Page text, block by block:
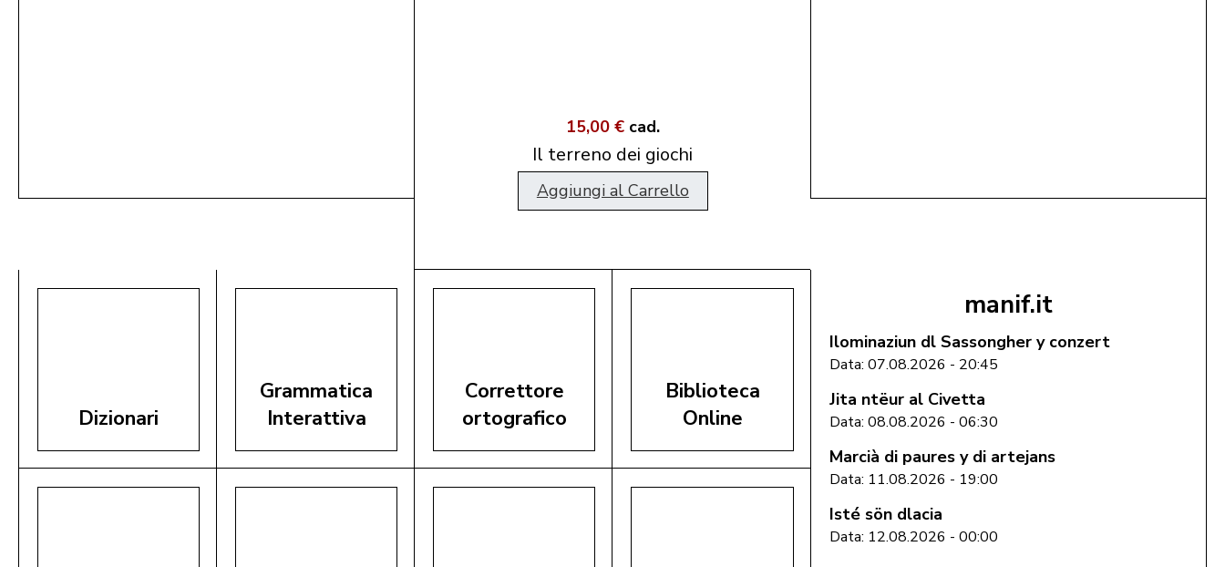
Aggiungi al Carrello
15,00 € cad.
Il terreno dei giochi
Aggiungi al Carrello
Dizionari
Grammatica
Interattiva
Correttore
ortografico
Biblioteca
Online
manif.it
Ilominaziun dl Sassongher y conzert
Data: 07.08.2026 - 20:45
Jita ntëur al Civetta
Data: 08.08.2026 - 06:30
Marcià di paures y di artejans
Data: 11.08.2026 - 19:00
Isté sön dlacia
Data: 12.08.2026 - 00:00